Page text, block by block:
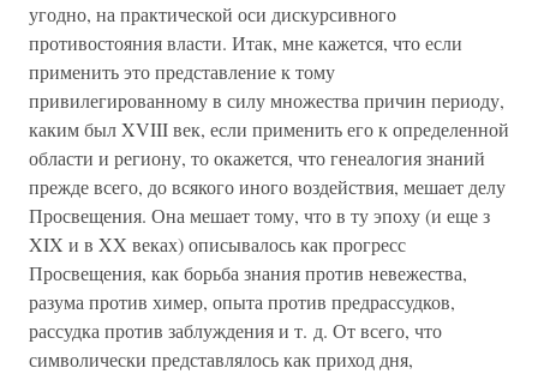
угодно, на практической оси дискурсивного
противостояния власти. Итак, мне кажется, что если
применить это представление к тому
привилегированному в силу множества причин периоду,
каким был XVIII век, если применить его к определенной
области и региону, то окажется, что генеалогия знаний
прежде всего, до всякого иного воздействия, мешает делу
Просвещения. Она мешает тому, что в ту эпоху (и еще з
XIX и в XX веках) описывалось как прогресс
Просвещения, как борьба знания против невежества,
разума против химер, опыта против предрассудков,
рассудка против заблуждения и т. д. От всего, что
символически представлялось как приход дня,